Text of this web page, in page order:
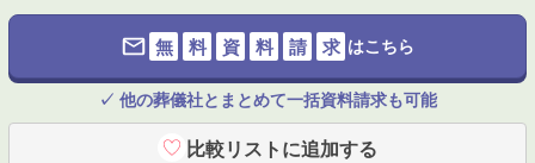
無 料 資 料 請 求 はこちら
✓ 他の葬儀社とまとめて一括資料請求も可能
比較リストに追加する